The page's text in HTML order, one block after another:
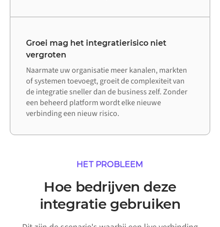
Groei mag het integratierisico niet
vergroten
Naarmate uw organisatie meer kanalen, markten
of systemen toevoegt, groeit de complexiteit van
de integratie sneller dan de business zelf. Zonder
een beheerd platform wordt elke nieuwe
verbinding een nieuw risico.
HET PROBLEEM
Hoe bedrijven deze
integratie gebruiken